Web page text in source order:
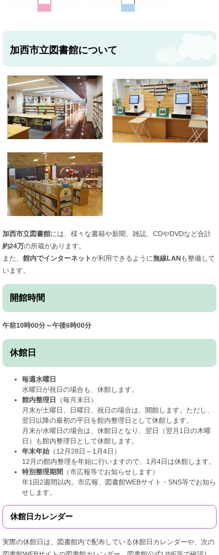
加西市立図書館について
加西市立図書館には、様々な書籍や新聞、雑誌、CDやDVDなど合計
約24万の所蔵があります。
また、 館内でインターネットが利用できるように無線LANも整備して
います。
開館時間
午前10時00分～午後6時00分
休館日
毎週水曜日
水曜日が祝日の場合も、休館します。
館内整理日
（毎月末日）
月末が土曜日、日曜日、祝日の場合は、開館します。ただし、
翌日以降の最初の平日を館内整理日として休館します。
月末が水曜日の場合は、休館日となり、翌日（翌月1日の木曜
日）も館内整理日として休館します。
年末年始 （12月28日～1月4日）
12月の館内整理を年始に行いますので、1月4日は休館します。
特別整理期間
（市広報等でお知らせします）
年1回2週間以内。市広報、図書館WEBサイト・SNS等でお知ら
せします。
休館日カレンダー
実際の休館日は、図書館内で配布している休館日カレンダーや、次の